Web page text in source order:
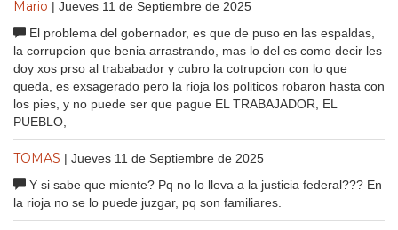
Mario | Jueves 11 de Septiembre de 2025
El problema del gobernador, es que de puso en las espaldas,
la corrupcion que benia arrastrando, mas lo del es como decir les
doy xos prso al trababador y cubro la cotrupcion con lo que
queda, es exsagerado pero la rioja los politicos robaron hasta con
los pies, y no puede ser que pague EL TRABAJADOR, EL
PUEBLO,
TOMAS | Jueves 11 de Septiembre de 2025
Y si sabe que miente? Pq no lo lleva a la justicia federal??? En
la rioja no se lo puede juzgar, pq son familiares.